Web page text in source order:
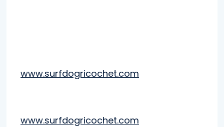
www.surfdogricochet.com
www.surfdogricochet.com